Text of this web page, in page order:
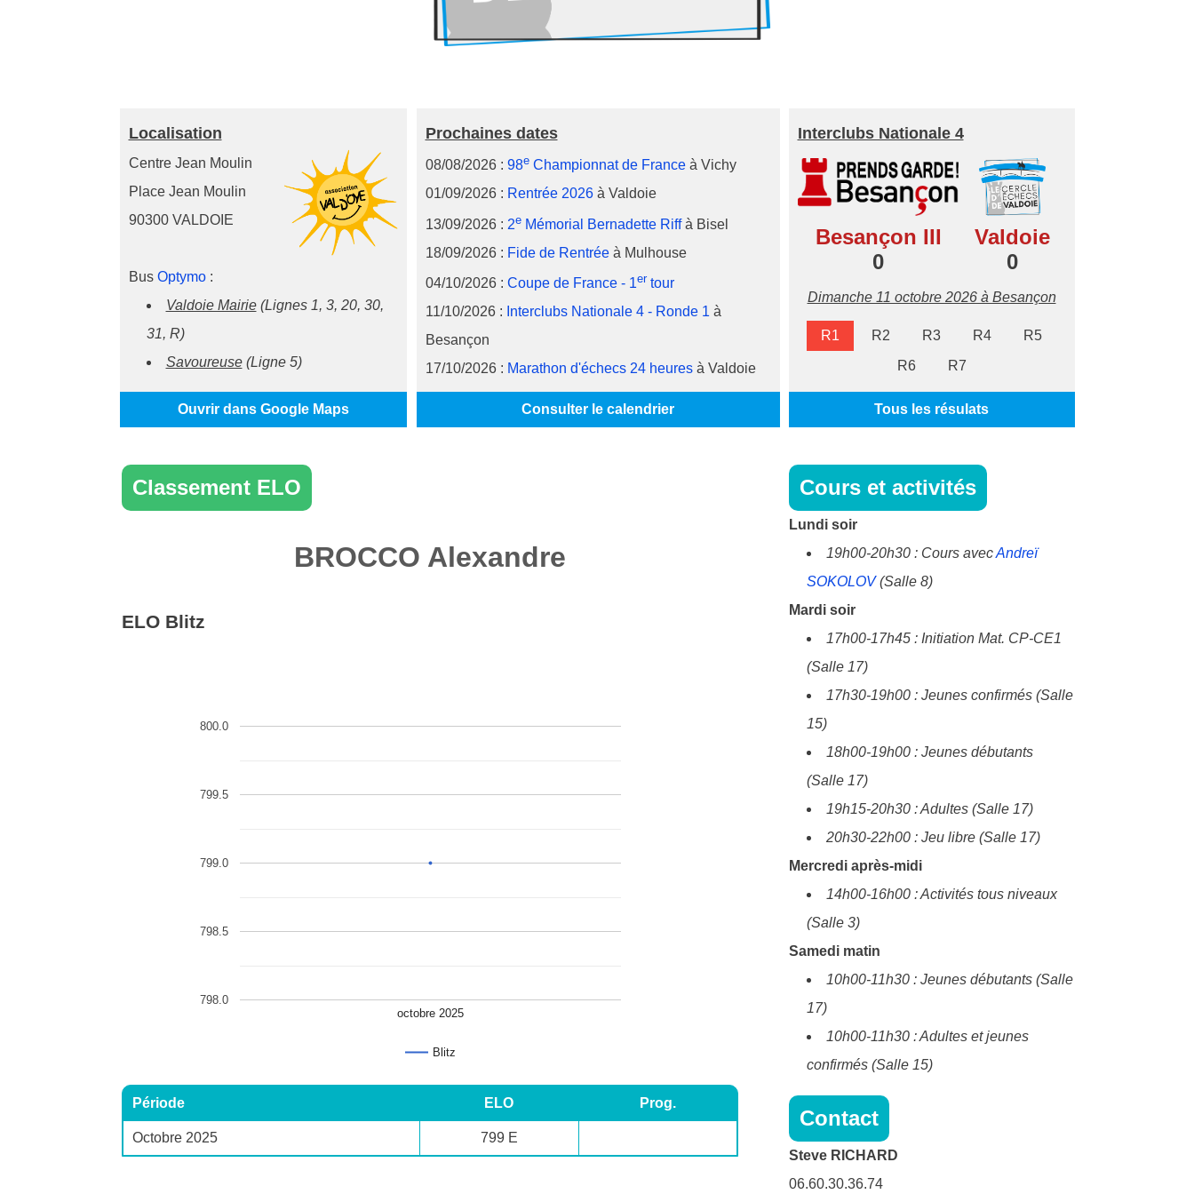
Localisation
Centre Jean Moulin
Place Jean Moulin
90300 VALDOIE
Bus Optymo:
Valdoie Mairie(Lignes 1, 3, 20, 30,
31, R)
Savoureuse(Ligne 5)
Prochaines dates
08/08/2026 : 98eChampionnat de Franceà Vichy
01/09/2026 : Rentrée 2026à Valdoie
13/09/2026 : 2eMémorial Bernadette Riffà Bisel
18/09/2026 : Fide de Rentréeà Mulhouse
04/10/2026 : Coupe de France - 1er tour
11/10/2026 : Interclubs Nationale 4 - Ronde 1 à
Besançon
17/10/2026 : Marathon d'échecs 24 heuresà Valdoie
Interclubs Nationale 4
Besançon III
Valdoie
0
0
Dimanche 11 octobre 2026 à Besançon
R1 R2 R3 R4
R5
R6
R7
Ouvrir dans Google Maps Consulter le calendrier Tous les résulats
Classement ELO
BROCCO Alexandre
ELO Blitz
Blitz
octobre 2025
798.0
798.5
799.0
799.5
800.0
Période ELO Prog.
Octobre 2025 799 E
Cours et activités
Lundi soir
19h00-20h30 : Cours avecAndreï
SOKOLOV(Salle 8)
Mardi soir
17h00-17h45 : Initiation Mat. CP-CE1
(Salle 17)
17h30-19h00 : Jeunes confirmés (Salle
15)
18h00-19h00 : Jeunes débutants
(Salle 17)
19h15-20h30 : Adultes (Salle 17)
20h30-22h00 : Jeu libre (Salle 17)
Mercredi après-midi
14h00-16h00 : Activités tous niveaux
(Salle 3)
Samedi matin
10h00-11h30 : Jeunes débutants (Salle
17)
10h00-11h30 : Adultes et jeunes
confirmés (Salle 15)
Contact
Steve RICHARD
06.60.30.36.74